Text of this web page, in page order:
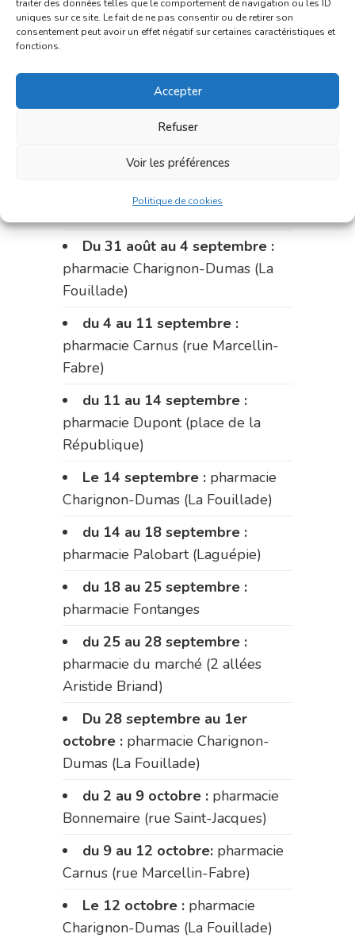
traiter des données telles que le comportement de navigation ou les ID
uniques sur ce site. Le fait de ne pas consentir ou de retirer son
consentement peut avoir un effet négatif sur certaines caractéristiques et
fonctions.
Accepter
Refuser
Voir les préférences
Politique de cookies
Le 17 août :pharmacie
Palobart (Laguépie)
du 21 au 28 août :
Dupont (place de la République)
Du 31 août au 4 septembre :
pharmacie Charignon-Dumas (La
Fouillade)
du 4 au 11 septembre :
pharmacie Carnus (rue Marcellin-
Fabre)
du 11 au 14 septembre :
pharmacie Dupont (place de la
République)
Le 14 septembre : pharmacie
Charignon-Dumas (La Fouillade)
du 14 au 18 septembre :
pharmacie Palobart (Laguépie)
du 18 au 25 septembre :
pharmacie Fontanges
du 25 au 28 septembre :
pharmacie du marché (2 allées
Aristide Briand)
Du 28 septembre au 1er
octobre : pharmacie Charignon-
Dumas (La Fouillade)
du 2 au 9 octobre : pharmacie
Bonnemaire (rue Saint-Jacques)
du 9 au 12 octobre: pharmacie
Carnus (rue Marcellin-Fabre)
Le 12 octobre : pharmacie
Charignon-Dumas (La Fouillade)